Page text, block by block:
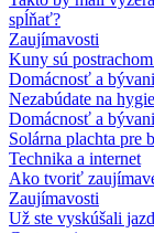
spĺňať?
Zaujímavosti
Kuny sú
Domácnosť a
Nezabúdate na
Domácnosť a
Solárna plachta pre
Technika a internet
Ako tvoriť
Zaujímavosti
Už ste vyskúšali